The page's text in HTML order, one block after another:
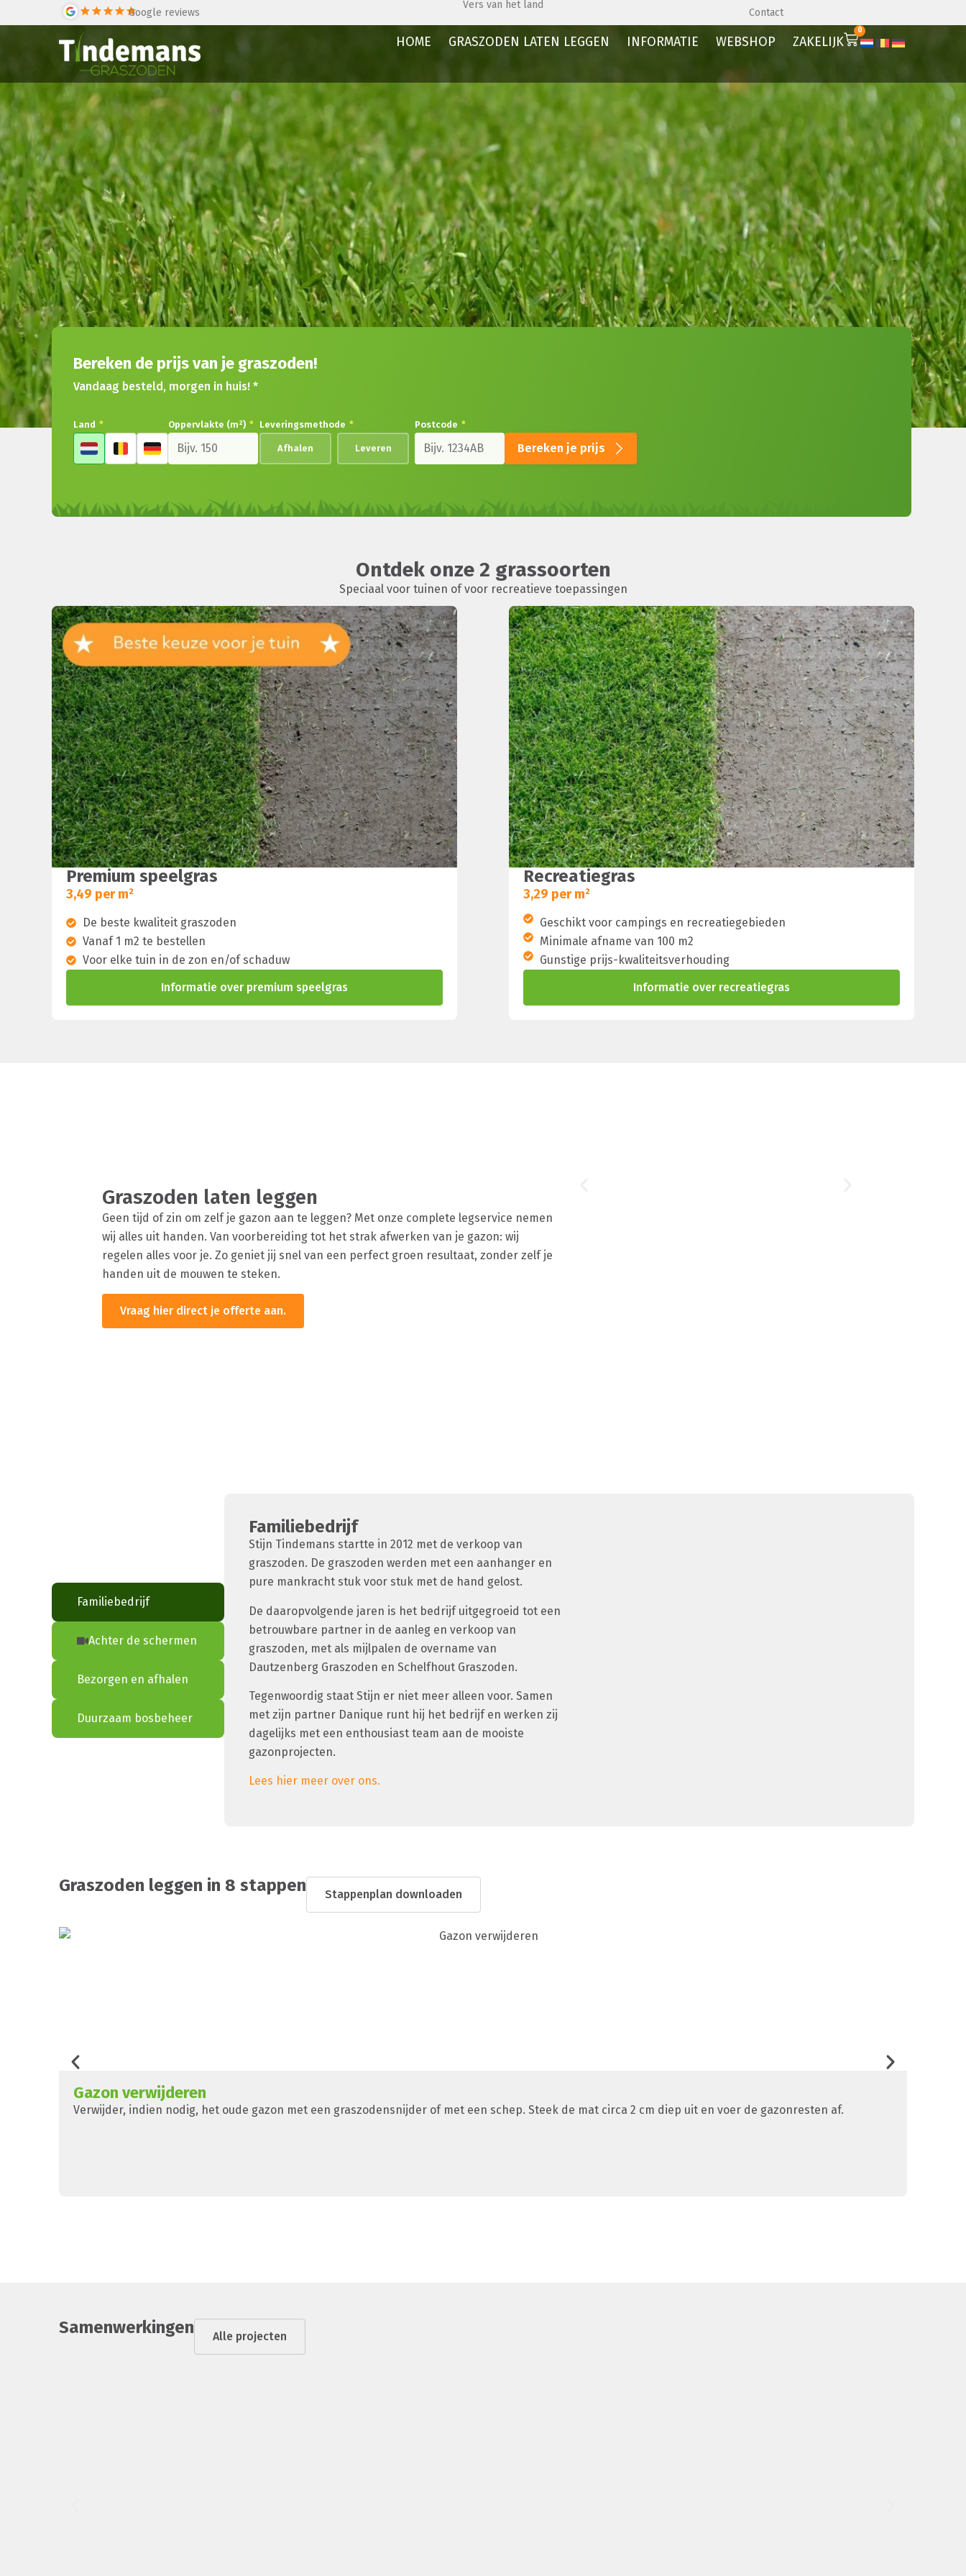
Google reviews
Vers van het land
Contact
HOME GRASZODEN LATEN LEGGEN INFORMATIE WEBSHOP ZAKELIJK
0
Bereken de prijs van je graszoden!
Vandaag besteld, morgen in huis! *
Land * Oppervlakte (m²) * Leveringsmethode *
Afhalen Leveren
Postcode *
Bereken je prijs
Ontdek onze 2 grassoorten
Speciaal voor tuinen of voor recreatieve toepassingen
Premium speelgras
3,49 per m²
De beste kwaliteit graszoden
Vanaf 1 m2 te bestellen
Voor elke tuin in de zon en/of schaduw
Informatie over premium speelgras
Recreatiegras
3,29 per m²
Geschikt voor campings en recreatiegebieden
Minimale afname van 100 m2
Gunstige prijs-kwaliteitsverhouding
Informatie over recreatiegras
Graszoden laten leggen
Geen tijd of zin om zelf je gazon aan te leggen? Met onze complete legservice nemen
wij alles uit handen. Van voorbereiding tot het strak afwerken van je gazon: wij
regelen alles voor je. Zo geniet jij snel van een perfect groen resultaat, zonder zelf je
handen uit de mouwen te steken.
Vraag hier direct je offerte aan.
Familiebedrijf
Achter de schermen
Bezorgen en afhalen
Duurzaam bosbeheer
Familiebedrijf
Stijn Tindemans startte in 2012 met de verkoop van
graszoden. De graszoden werden met een aanhanger en
pure mankracht stuk voor stuk met de hand gelost.
De daaropvolgende jaren is het bedrijf uitgegroeid tot een
betrouwbare partner in de aanleg en verkoop van
graszoden, met als mijlpalen de overname van
Dautzenberg Graszoden en Schelfhout Graszoden.
Tegenwoordig staat Stijn er niet meer alleen voor. Samen
met zijn partner Danique runt hij het bedrijf en werken zij
dagelijks met een enthousiast team aan de mooiste
gazonprojecten.
Lees hier meer over ons.
Graszoden leggen in 8 stappen Stappenplan downloaden
Gazon verwijderen​
Verwijder, indien nodig, het oude gazon met een graszodensnijder of met een schep. Steek de mat circa 2 cm diep uit en voer de gazonresten af.
Samenwerkingen Alle projecten